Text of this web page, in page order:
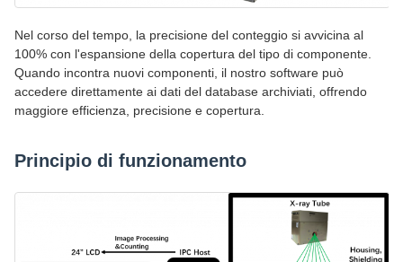
Nel corso del tempo, la precisione del conteggio si avvicina al
100% con l'espansione della copertura del tipo di componente.
Quando incontra nuovi componenti, il nostro software può
accedere direttamente ai dati del database archiviati, offrendo
maggiore efficienza, precisione e copertura.
Principio di funzionamento